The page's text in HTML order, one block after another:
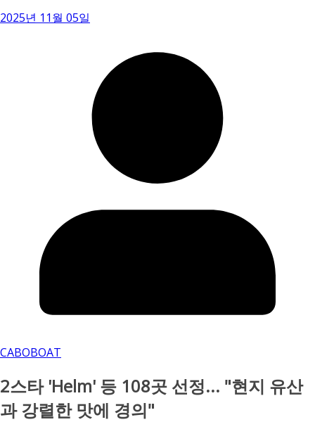
2025년 11월 05일
CABOBOAT
2스타 'Helm' 등 108곳 선정... "현지 유산
과 강렬한 맛에 경의"